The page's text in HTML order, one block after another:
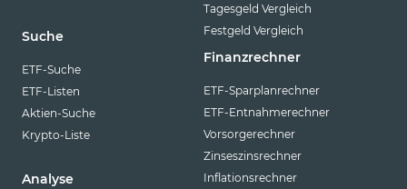
Suche
ETF-Suche
ETF-Listen
Aktien-Suche
Krypto-Liste
Analyse
Tagesgeld Vergleich
Festgeld Vergleich
Finanzrechner
ETF-Sparplanrechner
ETF-Entnahmerechner
Vorsorgerechner
Zinseszinsrechner
Inflationsrechner